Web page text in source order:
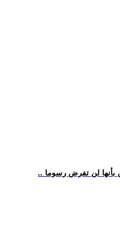
بأنها لن تفرض رسوما